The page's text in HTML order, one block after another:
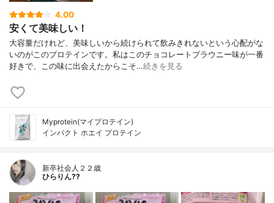
4.00
安くて美味しい！
大容量だけれど、美味しいから続けられて飲みきれないという心配がな
いのがこのプロテインです。私はこのチョコレートブラウニー味が一番
好きで、この味に出会えたからこそ…続きを見る
Myprotein(マイプロテイン)
インパクト ホエイ プロテイン
新卒社会人２２歳
ひらりん??